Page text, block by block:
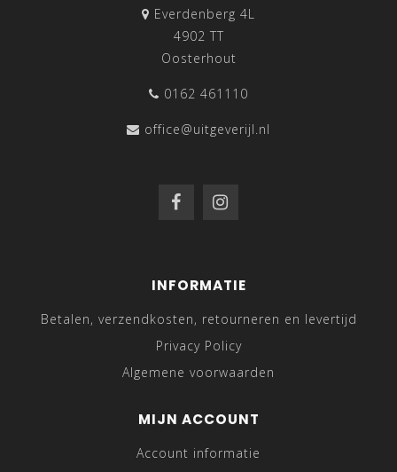
Everdenberg 4L
4902 TT
Oosterhout
0162 461110
office@uitgeverijl.nl
INFORMATIE
Betalen, verzendkosten, retourneren en levertijd
Privacy Policy
Algemene voorwaarden
MIJN ACCOUNT
Account informatie